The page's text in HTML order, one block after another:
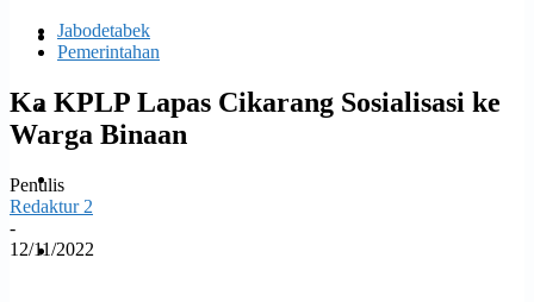
Politik
Daerah
Opini
Ekonomi dan Bisnis
Jabodetabek
Pemerintahan
Ka KPLP Lapas Cikarang Sosialisasi ke
Warga Binaan
Penulis
Redaktur 2
-
12/11/2022